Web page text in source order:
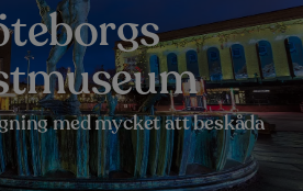
med mycket att beskåda